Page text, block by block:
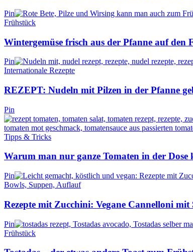
Pin
Frühstück
Wintergemüse frisch aus der Pfanne auf den
Pin
Internationale Rezepte
REZEPT: Nudeln mit Pilzen in der Pfanne
Pin
Tipps & Tricks
Warum man nur ganze Tomaten in der Dose
Pin
Bowls, Suppen, Auflauf
Rezepte mit Zucchini: Vegane Cannelloni
Pin
Frühstück